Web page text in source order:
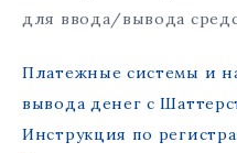
для ввода/вывода
Платежные системы и
вывода денег с
Инструкция по